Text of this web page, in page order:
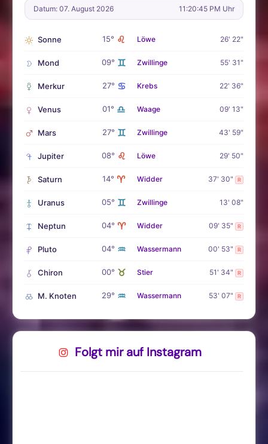
Datum: 07. August 2026 11:20:47 PM Uhr
Sonne 15° ♌ Löwe 26' 22"
Mond 09° ♊ Zwillinge 55' 31"
Merkur 27° ♋ Krebs 22' 36"
Venus 01° ♎ Waage 09' 13"
Mars 27° ♊ Zwillinge 43' 59"
Jupiter 08° ♌ Löwe 29' 50"
Saturn 14° ♈ Widder 37' 30" R
Uranus 05° ♊ Zwillinge 13' 08"
Neptun 04° ♈ Widder 09' 35" R
Pluto 04° ♒ Wassermann 00' 53" R
Chiron 00° ♉ Stier 51' 34" R
M. Knoten 29° ♒ Wassermann 53' 07" R
Folgt mir auf Instagram